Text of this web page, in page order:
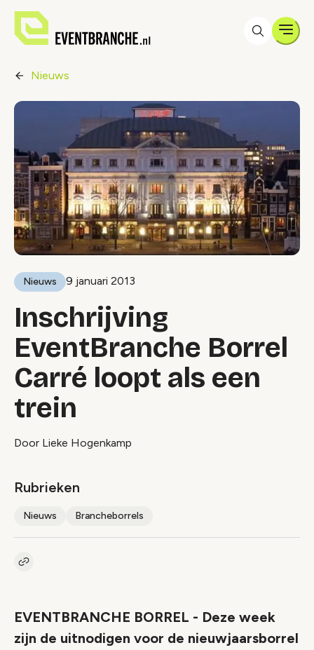
Nieuws
Nieuws 9 januari 2013
Inschrijving
EventBranche Borrel
Carré loopt als een
trein
Door Lieke Hogenkamp
Rubrieken
Nieuws Brancheborrels
Kopieer link naar artikel
EVENTBRANCHE BORREL - Deze week
zijn de uitnodigen voor de nieuwjaarsborrel